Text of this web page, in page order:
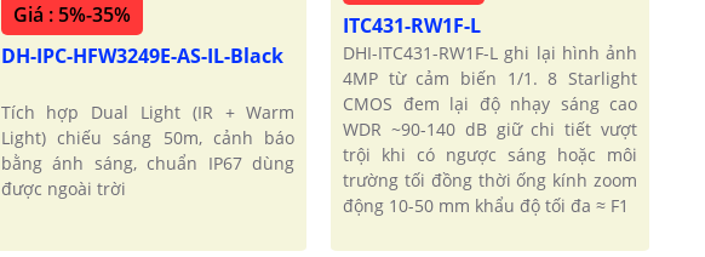
Giá : 5%-35%
DH-IPC-HFW3249E-AS-IL-Black
Tích hợp Dual Light (IR + Warm
Light) chiếu sáng 50m, cảnh báo
bằng ánh sáng, chuẩn IP67 dùng
được ngoài trời
ITC431-RW1F-L
DHI-ITC431-RW1F-L ghi lại hình ảnh
4MP từ cảm biến 1/1. 8 Starlight
CMOS đem lại độ nhạy sáng cao
WDR ~90-140 dB giữ chi tiết vượt
trội khi có ngược sáng hoặc môi
trường tối đồng thời ống kính zoom
động 10-50 mm khẩu độ tối đa ≈ F1